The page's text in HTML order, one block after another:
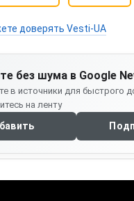
доверять Vesti-UA
без шума в Google
в источники для быстрого
на ленту